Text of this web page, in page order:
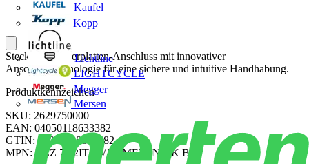
Kaufel
Kopp
Lichtline
LIGHTCYCLE
Megger
Mersen
Steckbarer Leiterplatten-Anschluss mit innovativer
Anschlusstechnologie für eine sichere und intuitive Handhabung.
Produktkennzeichen
SKU: 2629750000
EAN: 04050118633382
GTIN: 04050118633382
MPN: BLZ 7.62IT/04/180MF3 SN BK BX